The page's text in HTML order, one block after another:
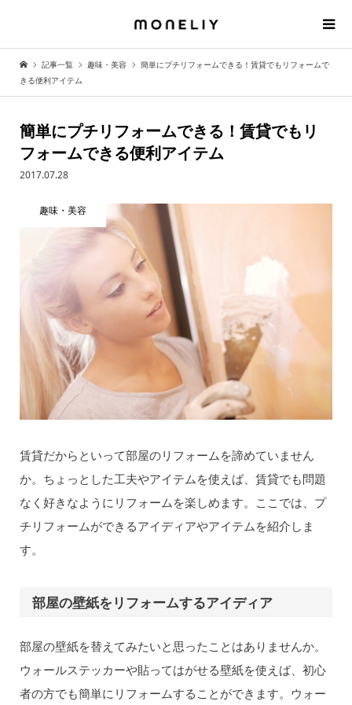
記事一覧 趣味・美容
簡単にプチリフォームできる！賃貸でもリフォームで
きる便利アイテム
簡単にプチリフォームできる！賃貸でもリ
フォームできる便利アイテム
2017.07.28
趣味・美容
賃貸だからといって部屋のリフォームを諦めていません
か。ちょっとした工夫やアイテムを使えば、賃貸でも問題
なく好きなようにリフォームを楽しめます。ここでは、プ
チリフォームができるアイディアやアイテムを紹介しま
す。
部屋の壁紙をリフォームするアイディア
部屋の壁紙を替えてみたいと思ったことはありませんか。
ウォールステッカーや貼ってはがせる壁紙を使えば、初心
者の方でも簡単にリフォームすることができます。ウォー